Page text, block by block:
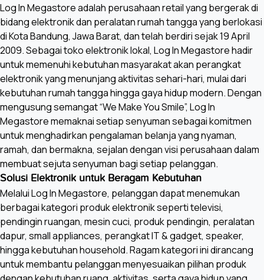
Log In Megastore adalah perusahaan retail yang bergerak di
bidang elektronik dan peralatan rumah tangga yang berlokasi
di Kota Bandung, Jawa Barat, dan telah berdiri sejak 19 April
2009. Sebagai toko elektronik lokal, Log In Megastore hadir
untuk memenuhi kebutuhan masyarakat akan perangkat
elektronik yang menunjang aktivitas sehari-hari, mulai dari
kebutuhan rumah tangga hingga gaya hidup modern. Dengan
mengusung semangat “We Make You Smile”, Log In
Megastore memaknai setiap senyuman sebagai komitmen
untuk menghadirkan pengalaman belanja yang nyaman,
ramah, dan bermakna, sejalan dengan visi perusahaan dalam
membuat sejuta senyuman bagi setiap pelanggan.
Solusi Elektronik untuk Beragam Kebutuhan
Melalui Log In Megastore, pelanggan dapat menemukan
berbagai kategori produk elektronik seperti televisi,
pendingin ruangan, mesin cuci, produk pendingin, peralatan
dapur, small appliances, perangkat IT & gadget, speaker,
hingga kebutuhan household. Ragam kategori ini dirancang
untuk membantu pelanggan menyesuaikan pilihan produk